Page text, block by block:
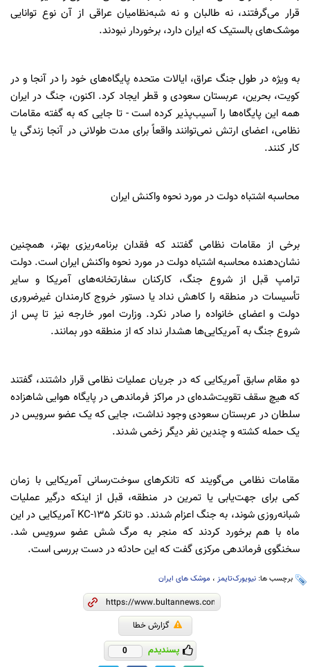
قرار می‌گرفتند، نه طالبان و نه شبه‌نظامیان عراقی از آن نوع توانایی
موشک‌های بالستیک که ایران دارد، برخوردار نبودند.
به ویژه در طول جنگ عراق، ایالات متحده پایگاه‌های خود را در آنجا و در
کویت، بحرین، عربستان سعودی و قطر ایجاد کرد. اکنون، جنگ در ایران
همه این پایگاه‌ها را آسیب‌پذیر کرده است - تا جایی که به گفته مقامات
نظامی، اعضای ارتش نمی‌توانند واقعاً برای مدت طولانی در آنجا زندگی یا
کار کنند.
محاسبه اشتباه دولت در مورد نحوه واکنش ایران
برخی از مقامات نظامی گفتند که فقدان برنامه‌ریزی بهتر، همچنین
نشان‌دهنده محاسبه اشتباه دولت در مورد نحوه واکنش ایران است. دولت
ترامپ قبل از شروع جنگ، کارکنان سفارتخانه‌های آمریکا و سایر
تأسیسات در منطقه را کاهش نداد یا دستور خروج کارمندان غیرضروری
دولت و اعضای خانواده را صادر نکرد. وزارت امور خارجه نیز تا پس از
شروع جنگ به آمریکایی‌ها هشدار نداد که از منطقه دور بمانند.
دو مقام سابق آمریکایی که در جریان عملیات نظامی قرار داشتند، گفتند
که هیچ سقف تقویت‌شده‌ای در مراکز فرماندهی در پایگاه هوایی شاهزاده
سلطان در عربستان سعودی وجود نداشت، جایی که یک عضو سرویس در
یک حمله کشته و چندین نفر دیگر زخمی شدند.
مقامات نظامی می‌گویند که تانکرهای سوخت‌رسانی آمریکایی با زمان
کمی برای جهت‌یابی یا تمرین در منطقه، قبل از اینکه درگیر عملیات
شبانه‌روزی شوند، به جنگ اعزام شدند. دو تانکر KC-135 آمریکایی در این
ماه با هم برخورد کردند که منجر به مرگ شش عضو سرویس شد.
سخنگوی فرماندهی مرکزی گفت که این حادثه در دست بررسی است.
برچسب ها: نیویورک‌تایمز ، موشک های ایران
گزارش خطا
پسندیدم 0